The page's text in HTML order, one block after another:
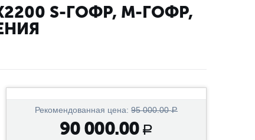
S-ГОФР, M-ГОФР,
Рекомендованная цена: 95 000.00 Р
90 000.00 Р